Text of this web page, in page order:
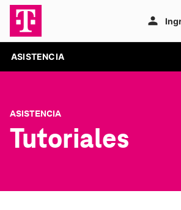
ASISTENCIA
ASISTENCIA
Tutoriales